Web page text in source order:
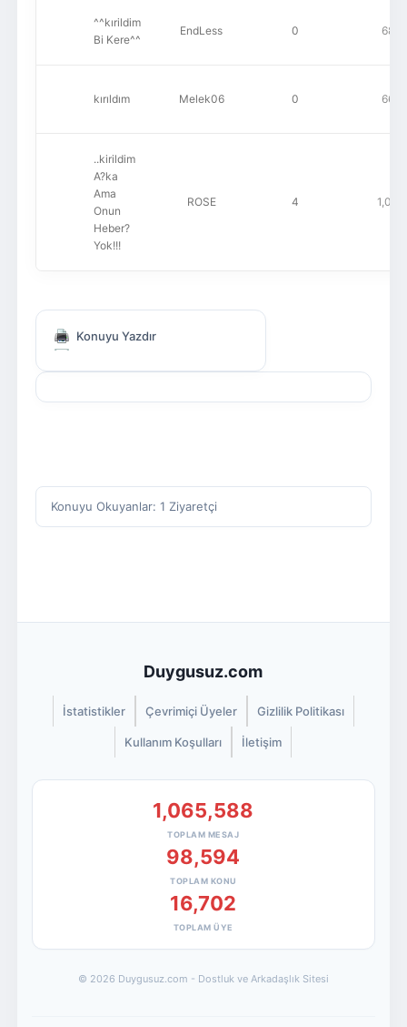
^^kırildim
Bi Kere^^
EndLess 0 680
kırıldım Melek06 0 665
..kirildim
A?ka
Ama
Onun
Heber?
Yok!!!
ROSE 4 1,063
Konuyu Yazdır
Konuyu Okuyanlar: 1 Ziyaretçi
Duygusuz.com
İstatistikler Çevrimiçi Üyeler Gizlilik Politikası
Kullanım Koşulları İletişim
1,065,588
TOPLAM MESAJ
98,594
TOPLAM KONU
16,702
TOPLAM ÜYE
© 2026 Duygusuz.com - Dostluk ve Arkadaşlık Sitesi